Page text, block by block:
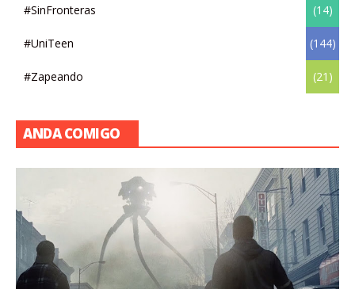
#SinFronteras (14)
#UniTeen (144)
#Zapeando (21)
ANDA COMIGO